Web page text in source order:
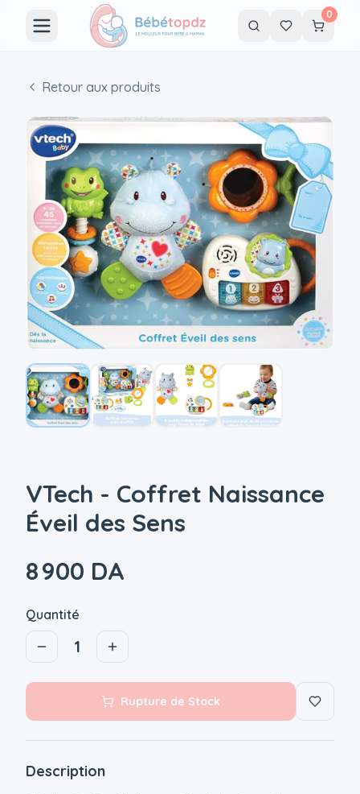
0
Retour aux produits
VTech - Coffret Naissance
Éveil des Sens
8 900 DA
Quantité
1
Rupture de Stock
Description